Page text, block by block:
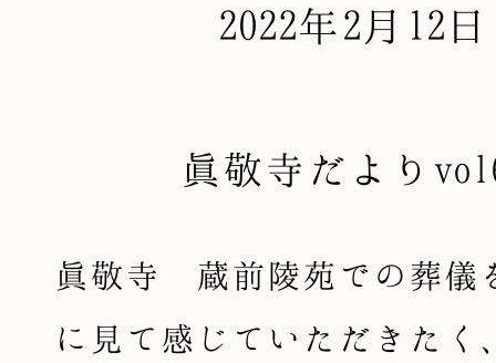
2022年2月12日
眞敬寺だより
眞敬寺 蔵前陵苑での葬儀
に見て感じていただきたく